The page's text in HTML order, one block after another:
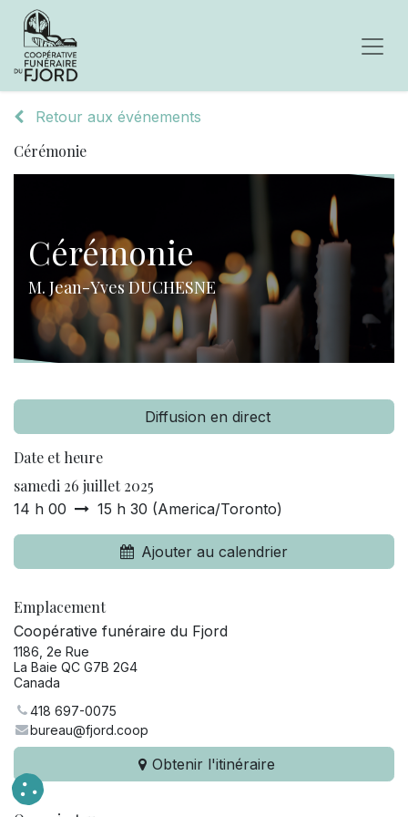
Retour aux événements
Cérémonie
Cérémonie
M. Jean-Yves DUCHESNE
Diffusion en direct
Date et heure
samedi 26 juillet 2025
14 h 00 15 h 30 (America/Toronto)
Ajouter au calendrier
Emplacement
Coopérative funéraire du Fjord
1186, 2e Rue
La Baie QC G7B 2G4
Canada
418 697-0075
bureau@fjord.coop
Obtenir l'itinéraire